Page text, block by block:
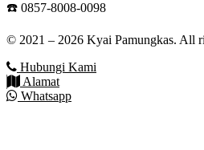
☎️ 0857-8008-0098
© 2021 – 2026 Kyai Pamungkas. All
Hubungi Kami
Alamat
Whatsapp